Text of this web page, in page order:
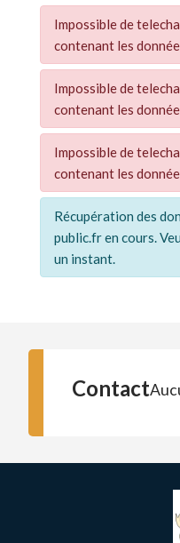
Impossible de
contenant les
Impossible de
contenant les
Impossible de
contenant les
Récupération des
public.fr en cours.
un instant.
Contact